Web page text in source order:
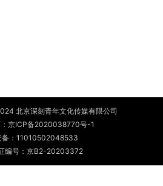
北京深刻青年文化传媒有限公司
京ICP备2020038770号-1
： 11010502048533
编号：京B2-20203372